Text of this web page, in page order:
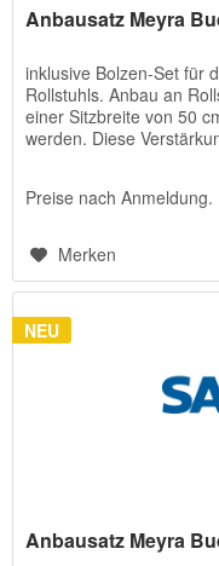
Anbausatz Meyra
inklusive Bolzen-Set für
Rollstuhls. Anbau an
einer Sitzbreite von 50
werden. Diese
Preise nach Anmeldung.
Merken
NEU
Anbausatz Meyra